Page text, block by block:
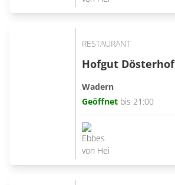
RESTAURANT
Hofgut Dösterhof
Wadern
Geöffnet bis 21:00